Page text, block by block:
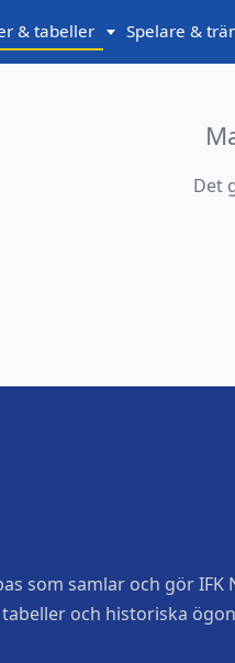
& tabeller Spelare &
Det
som samlar och gör
och historiska